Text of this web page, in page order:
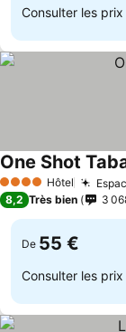
Consulter les
4 Étoiles Hôtel
One Shot
8,2 Très bien 3
De 55 €
Consulter les